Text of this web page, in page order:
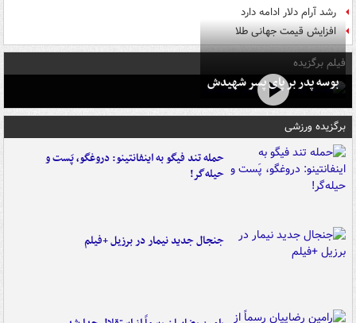
رشد آرام دلار ادامه دارد
افزایش قیمت جهانی طلا
فیلم برگزیده
بوسه‌ پدر بر پای پسر شهیدش
برگزیده ورزشی
حمله تند فیگو به اینفانتینو: دروغگو، پَست‌ و
حیله‌گر!
جنجال جدید نیمار در برزیل +فیلم